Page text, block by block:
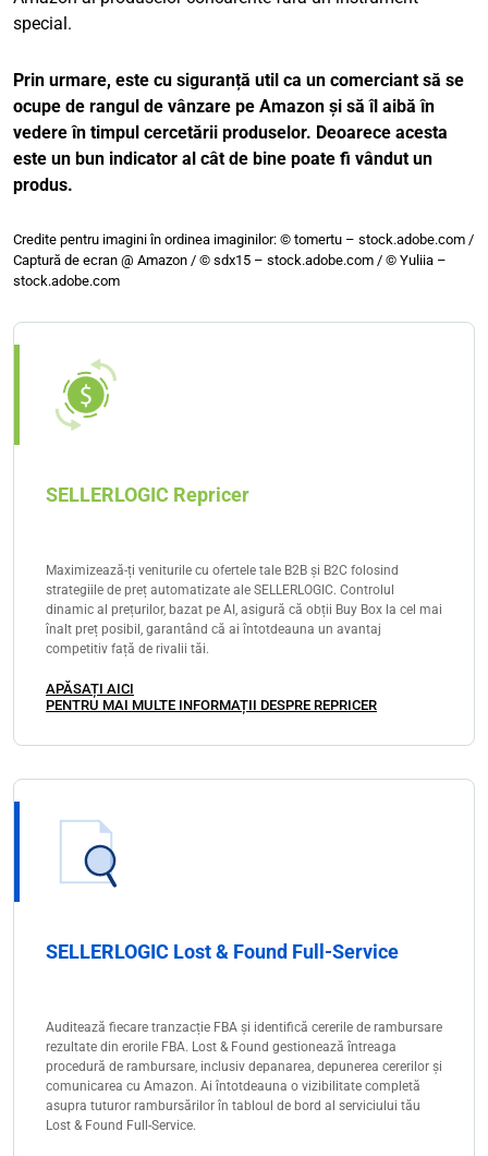
special.
Prin urmare, este cu siguranță util ca un comerciant să se
ocupe de rangul de vânzare pe Amazon și să îl aibă în
vedere în timpul cercetării produselor. Deoarece acesta
este un bun indicator al cât de bine poate fi vândut un
produs.
Credite pentru imagini în ordinea imaginilor: © tomertu – stock.adobe.com /
Captură de ecran @ Amazon / © sdx15 – stock.adobe.com / © Yuliia –
stock.adobe.com
SELLERLOGIC Repricer
Maximizează-ți veniturile cu ofertele tale B2B și B2C folosind
strategiile de preț automatizate ale SELLERLOGIC. Controlul
dinamic al prețurilor, bazat pe AI, asigură că obții Buy Box la cel mai
înalt preț posibil, garantând că ai întotdeauna un avantaj
competitiv față de rivalii tăi.
APĂSAȚI AICI
PENTRU MAI MULTE INFORMAȚII DESPRE REPRICER
SELLERLOGIC Lost & Found Full-Service
Auditează fiecare tranzacție FBA și identifică cererile de rambursare
rezultate din erorile FBA. Lost & Found gestionează întreaga
procedură de rambursare, inclusiv depanarea, depunerea cererilor și
comunicarea cu Amazon. Ai întotdeauna o vizibilitate completă
asupra tuturor rambursărilor în tabloul de bord al serviciului tău
Lost & Found Full-Service.